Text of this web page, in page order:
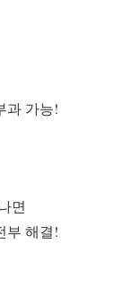
과 가능!
면
부 해결!